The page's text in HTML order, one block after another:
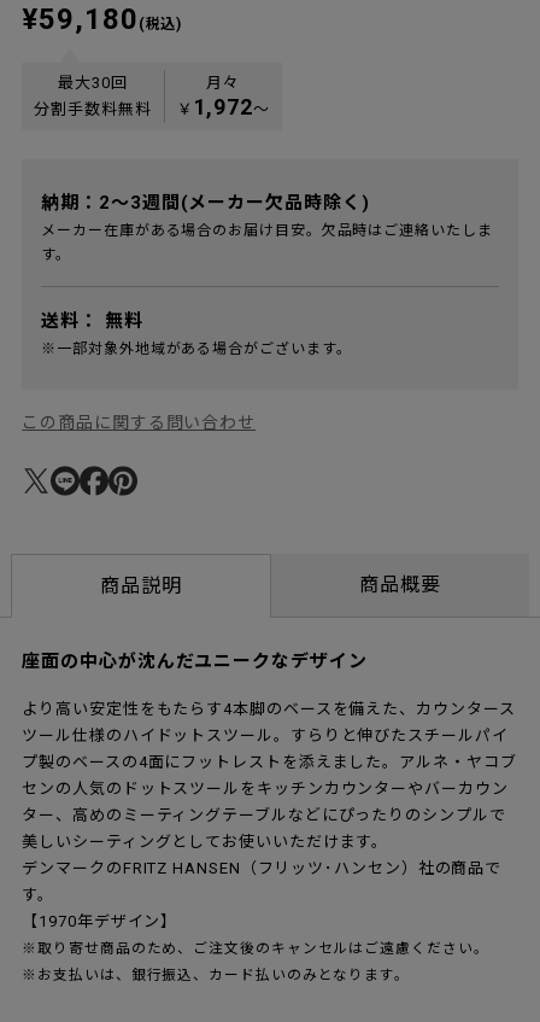
¥59,180 (税込)
最大30回
分割手数料無料
月々
￥ 1,972〜
納期：2～3週間(メーカー欠品時除く)
メーカー在庫がある場合のお届け目安。欠品時はご連絡いたしま
す。
送料： 無料
※一部対象外地域がある場合がございます。
この商品に関する問い合わせ
商品説明 商品概要
座面の中心が沈んだユニークなデザイン
より高い安定性をもたらす4本脚のベースを備えた、カウンタース
ツール仕様のハイドットスツール。すらりと伸びたスチールパイ
プ製のベースの4面にフットレストを添えました。アルネ・ヤコブ
センの人気のドットスツールをキッチンカウンターやバーカウン
ター、高めのミーティングテーブルなどにぴったりのシンプルで
美しいシーティングとしてお使いいただけます。
デンマークのFRITZ HANSEN（フリッツ･ハンセン）社の商品で
す。
【1970年デザイン】
※取り寄せ商品のため、ご注文後のキャンセルはご遠慮ください。
※お支払いは、銀行振込、カード払いのみとなります。